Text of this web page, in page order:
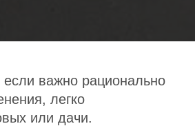
важно рационально
легко
или дачи.